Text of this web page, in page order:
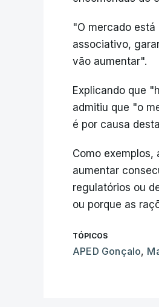
"O mercado
associativo,
vão aumentar".
Explicando que
admitiu que "o
é por causa
Como
aumentar
regulatórios ou
ou porque as
TÓPICOS
APED Gonçalo,